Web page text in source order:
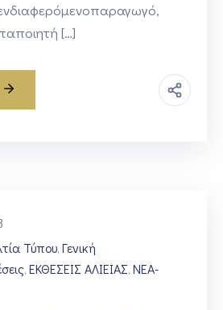
[…]
Τύπου‚ Γενική
‚ ΕΚΘΕΣΕΙΣ ΑΛΙΕΙΑΣ‚ ΝΕΑ-